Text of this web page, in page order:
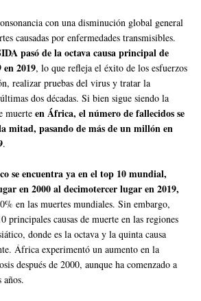
con una disminución global general
causadas por enfermedades transmisibles.
pasó de la octava causa principal de
2019, lo que refleja el éxito de los esfuerzos
realizar pruebas del virus y tratar la
dos décadas. Si bien sigue siendo la
muerte en África, el número de fallecidos se
mitad, pasando de más de un millón en
.
se encuentra ya en el top 10 mundial,
en 2000 al decimotercer lugar en 2019,
en las muertes mundiales. Sin embargo,
principales causas de muerte en las regiones
donde es la octava y la quinta causa
África experimentó un aumento en la
después de 2000, aunque ha comenzado a